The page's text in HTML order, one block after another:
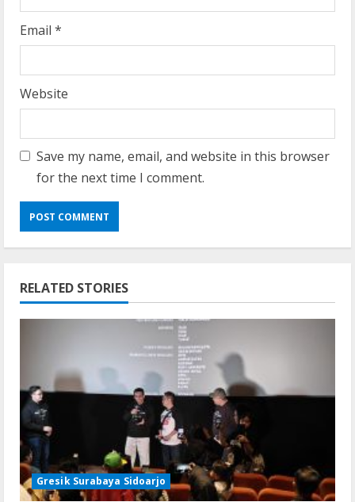
Email *
Website
Save my name, email, and website in this browser
for the next time I comment.
RELATED STORIES
Gresik Surabaya Sidoarjo